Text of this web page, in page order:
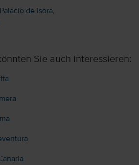
de Isora,
Sie auch interessieren: